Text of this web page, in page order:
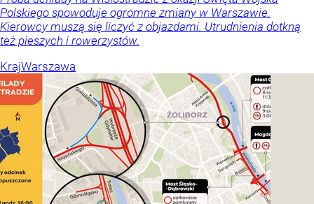
Polskiego spowoduje ogromne zmiany w Warszawie.
Kierowcy muszą się liczyć z objazdami. Utrudnienia dotkną
też pieszych i rowerzystów.
KrajWarszawa